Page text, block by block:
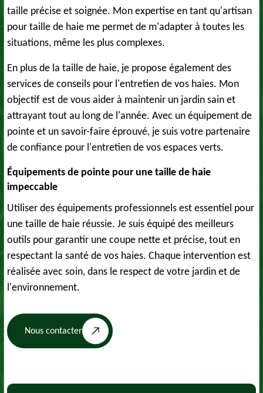
taille précise et soignée. Mon expertise en tant qu'artisan
pour taille de haie me permet de m'adapter à toutes les
situations, même les plus complexes.
En plus de la taille de haie, je propose également des
services de conseils pour l'entretien de vos haies. Mon
objectif est de vous aider à maintenir un jardin sain et
attrayant tout au long de l'année. Avec un équipement de
pointe et un savoir-faire éprouvé, je suis votre partenaire
de confiance pour l'entretien de vos espaces verts.
Équipements de pointe pour une taille de haie
impeccable
Utiliser des équipements professionnels est essentiel pour
une taille de haie réussie. Je suis équipé des meilleurs
outils pour garantir une coupe nette et précise, tout en
respectant la santé de vos haies. Chaque intervention est
réalisée avec soin, dans le respect de votre jardin et de
l'environnement.
Nous contacter